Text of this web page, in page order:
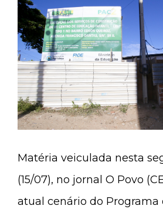
Matéria veiculada nesta
(15/07), no jornal O Povo
atual cenário do Programa